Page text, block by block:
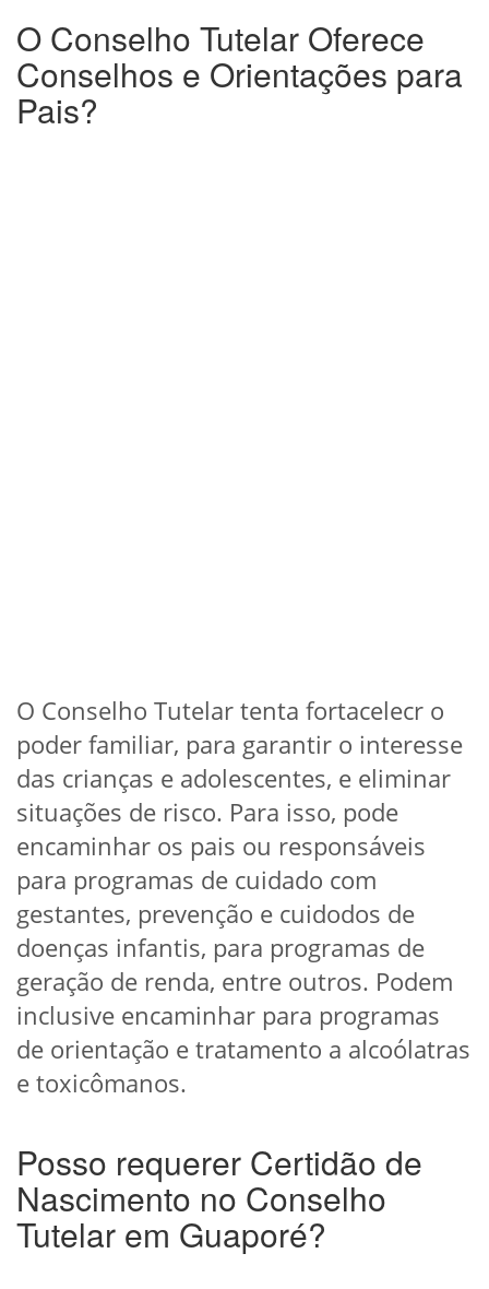
O Conselho Tutelar Oferece
Conselhos e Orientações para
Pais?
O Conselho Tutelar tenta fortacelecr o
poder familiar, para garantir o interesse
das crianças e adolescentes, e eliminar
situações de risco. Para isso, pode
encaminhar os pais ou responsáveis
para programas de cuidado com
gestantes, prevenção e cuidodos de
doenças infantis, para programas de
geração de renda, entre outros. Podem
inclusive encaminhar para programas
de orientação e tratamento a alcoólatras
e toxicômanos.
Posso requerer Certidão de
Nascimento no Conselho
Tutelar em Guaporé?